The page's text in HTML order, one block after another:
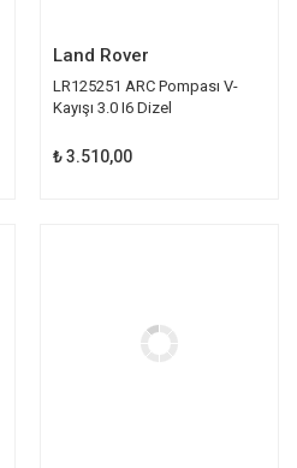
Land Rover
LR125251 ARC Pompası V-
Kayışı 3.0 I6 Dizel
₺ 3.510,00